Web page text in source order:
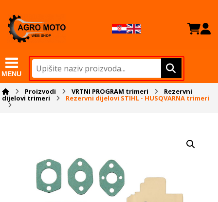
MENU
Proizvodi VRTNI PROGRAM trimeri Rezervni
dijelovi trimeri Rezervni dijelovi STIHL - HUSQVARNA trimeri